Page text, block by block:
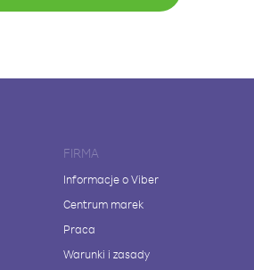
FIRMA
Informacje o Viber
Centrum marek
Praca
Warunki i zasady